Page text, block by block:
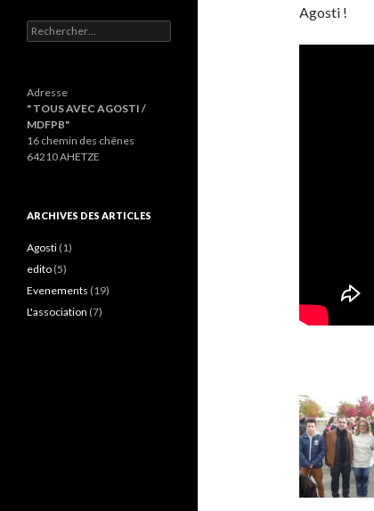
Agosti !
Rechercher :
Adresse
" TOUS AVEC AGOSTI /
MDFPB"
16 chemin des chênes
64210 AHETZE
ARCHIVES DES ARTICLES
Agosti (1)
edito (5)
Evenements (19)
L'association (7)